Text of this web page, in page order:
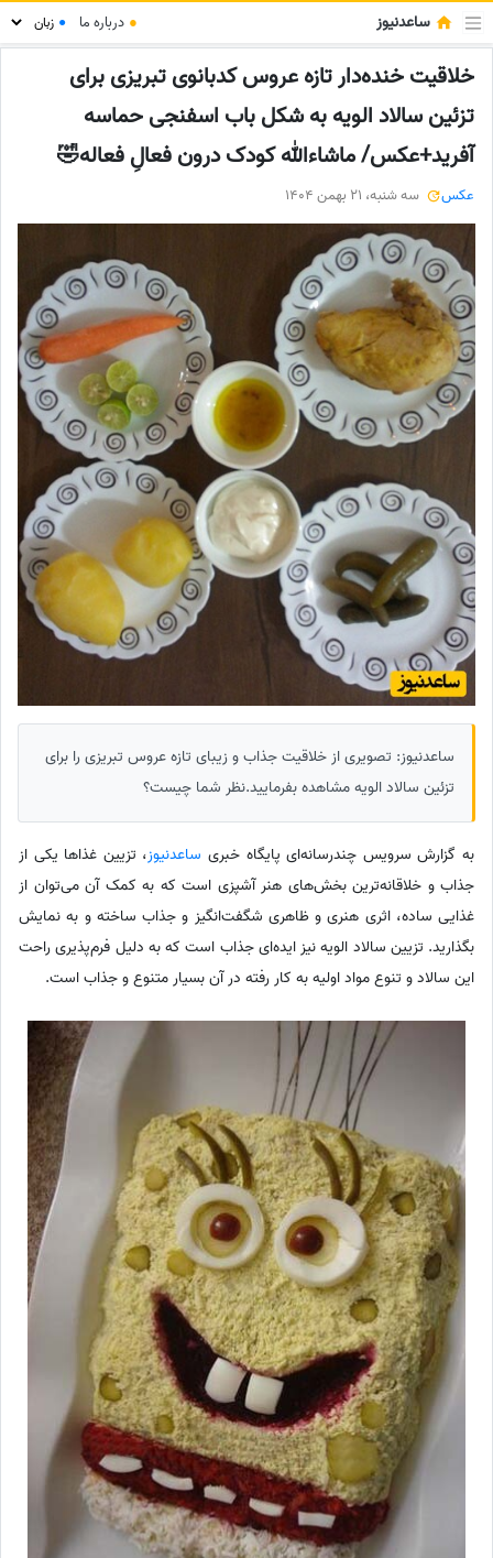
ساعدنیوز ● درباره ما ●
خلاقیت خنده‌دار تازه عروس کدبانوی تبریزی برای
تزئین سالاد الویه به شکل باب اسفنجی حماسه
آفرید+عکس/ ماشاءالله کودک درون فعالِ فعاله🤣
عکس سه شنبه، 21 بهمن 1404
ساعدنیوز: تصویری از خلاقیت جذاب و زیبای تازه عروس تبریزی را برای
تزئین سالاد الویه مشاهده بفرمایید.نظر شما چیست؟
به گزارش سرویس چندرسانه‌ای پایگاه خبری ساعدنیوز، تزیین غذاها یکی از
جذاب‌ و خلاقانه‌ترین بخش‌های هنر آشپزی است که به کمک آن می‌توان از
غذایی ساده، اثری هنری و ظاهری شگفت‌انگیز و جذاب ساخته و به نمایش
بگذارید. تزیین سالاد الویه نیز ایده‌ای جذاب است که به دلیل فرم‌پذیری راحت
این سالاد و تنوع مواد اولیه به کار رفته در آن بسیار متنوع و جذاب است.